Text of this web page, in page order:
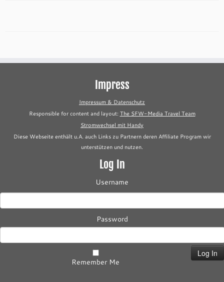
Impress
Impressum & Datenschutz
Responsible for content and layout: The SFW-Media Travel Team
Stromwechsel mit Handy
Diese Webseite enthält u.A. auch Links zu Partnern deren Affiliate Program wir
unterstützen und nutzen.
Log In
Username
Password
Remember Me